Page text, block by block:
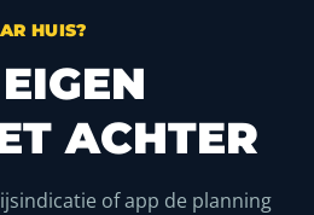
HUIS?
ACHTER
of app de planning